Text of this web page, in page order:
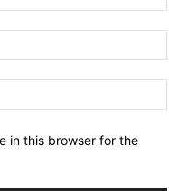
in this browser for the